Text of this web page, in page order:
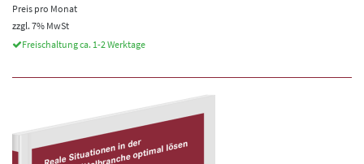
Preis pro Monat
zzgl. 7% MwSt
Freischaltung ca. 1-2 Werktage